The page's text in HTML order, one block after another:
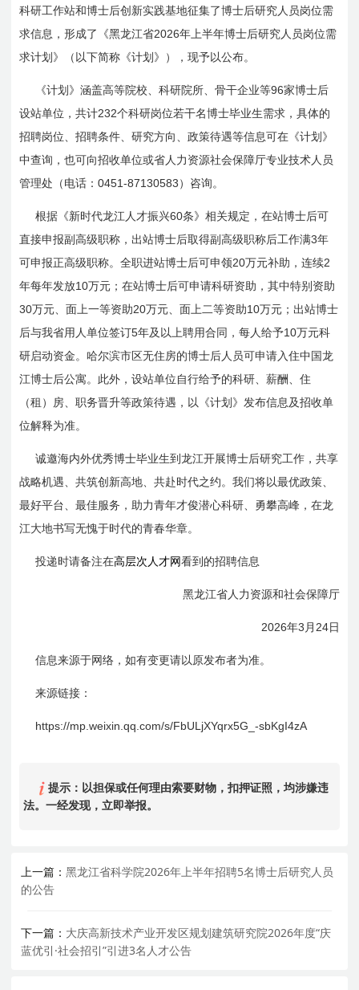
科研工作站和博士后创新实践基地征集了博士后研究人员岗位需
求信息，形成了《黑龙江省2026年上半年博士后研究人员岗位需
求计划》（以下简称《计划》），现予以公布。
《计划》涵盖高等院校、科研院所、骨干企业等96家博士后
设站单位，共计232个科研岗位若干名博士毕业生需求，具体的
招聘岗位、招聘条件、研究方向、政策待遇等信息可在《计划》
中查询，也可向招收单位或省人力资源社会保障厅专业技术人员
管理处（电话：0451-87130583 ）咨询。
根据《新时代龙江人才振兴60条》相关规定，在站博士后可
直接申报副高级职称，出站博士后取得副高级职称后工作满3年
可申报正高级职称。全职进站博士后可申领20万元补助，连续2
年每年发放10万元；在站博士后可申请科研资助，其中特别资助
30万元、面上一等资助20万元、面上二等资助10万元；出站博士
后与我省用人单位签订5年及以上聘用合同，每人给予10万元科
研启动资金。哈尔滨市区无住 房的博士后人员可申请入住中 国龙
江博士后公寓。此外，设站单位自行给予的科研、薪酬、住
（租）房、职务晋升等政策待遇，以《计划》发布信息及招收单
位解释为准。
诚邀海内外优秀博士毕业生到龙江开展博士后研究工作，共享
战略机遇、共筑创新高地、共赴时代之约。我们将以最优政策、
最好平台、最佳服务，助力青年才俊潜心科研、勇攀高峰，在龙
江大地书写无愧于时代的青春华章。
投递时请备注在高层次人才网看到的招聘信息
黑龙江省人力资源和社会保障厅
2026年3 月 24日
信息来源于网络，如有变更请以原发布者为准。
来源链接：
https://mp.weixin.qq.com/s/FbULjXYqrx5G _-sbKgI4zA
提示：以担保或任何理由索要财物，扣押证照，均涉嫌违
法。一经发现，立即举报。
上一篇：黑龙江省科学院2026年上半年招聘5名博士后研究人员
的公告
下一篇： 大庆高新技术产业开发区规划建筑研究院2026年度“庆
蓝优引·社会招引”引进3名人才公告